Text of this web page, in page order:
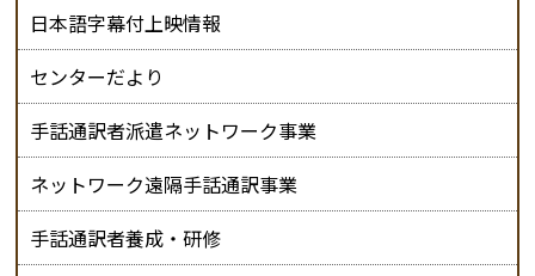
日本語字幕付上映情報
センターだより
手話通訳者派遣ネットワーク事業
ネットワーク遠隔手話通訳事業
手話通訳者養成・研修